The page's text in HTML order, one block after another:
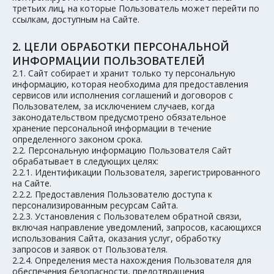
третьих лиц, на которые Пользователь может перейти по
ссылкам, доступным на Сайте.
2. ЦЕЛИ ОБРАБОТКИ ПЕРСОНАЛЬНОЙ
ИНФОРМАЦИИ ПОЛЬЗОВАТЕЛЕЙ
2.1. Сайт собирает и хранит только ту персональную
информацию, которая необходима для предоставления
сервисов или исполнения соглашений и договоров с
Пользователем, за исключением случаев, когда
законодательством предусмотрено обязательное
хранение персональной информации в течение
определенного законом срока.
2.2. Персональную информацию Пользователя Сайт
обрабатывает в следующих целях:
2.2.1. Идентификации Пользователя, зарегистрированного
на Сайте.
2.2.2. Предоставления Пользователю доступа к
персонализированным ресурсам Сайта.
2.2.3. Установления с Пользователем обратной связи,
включая направление уведомлений, запросов, касающихся
использования Сайта, оказания услуг, обработку
запросов и заявок от Пользователя.
2.2.4. Определения места нахождения Пользователя для
обеспечения безопасности, предотвращения